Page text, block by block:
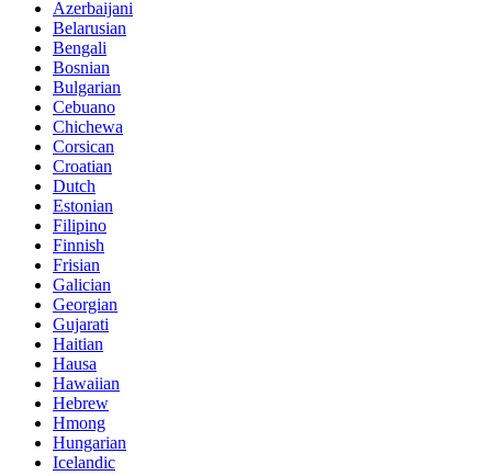
Azerbaijani
Belarusian
Bengali
Bosnian
Bulgarian
Cebuano
Chichewa
Corsican
Croatian
Dutch
Estonian
Filipino
Finnish
Frisian
Galician
Georgian
Gujarati
Haitian
Hausa
Hawaiian
Hebrew
Hmong
Hungarian
Icelandic